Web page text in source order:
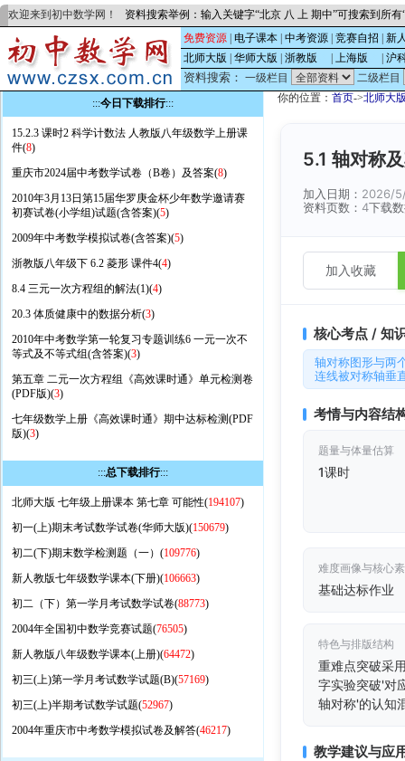
欢迎来到初中数学网！ 资料搜索举例：输入关键字“北京 八 上 期中”可搜索到所
免费资源 电子课本 中考资源 竞赛自招
新
北师大版
华师大版 浙教版 上海版 沪
资料搜索： 一级栏目
二级栏目
:::今日下载排行:::
15.2.3 课时2 科学计数法 人教版八年级数学上册课
件(8)
重庆市2024届中考数学试卷（B卷）及答案(8)
2010年3月13日第15届华罗庚金杯少年数学邀请赛
初赛试卷(小学组)试题(含答案)(5)
2009年中考数学模拟试卷(含答案)(5)
浙教版八年级下 6.2 菱形 课件4(4)
8.4 三元一次方程组的解法(1)(4)
20.3 体质健康中的数据分析(3)
2010年中考数学第一轮复习专题训练6 一元一次不
等式及不等式组(含答案)(3)
第五章 二元一次方程组《高效课时通》单元检测卷
(PDF版)(3)
七年级数学上册《高效课时通》期中达标检测(PDF
版)(3)
:::总下载排行:::
北师大版 七年级上册课本 第七章 可能性(194107)
初一(上)期末考试数学试卷(华师大版)(150679)
初二(下)期末数学检测题（一）(109776)
新人教版七年级数学课本(下册)(106663)
初二（下）第一学月考试数学试卷(88773)
2004年全国初中数学竞赛试题(76505)
新人教版八年级数学课本(上册)(64472)
初三(上)第一学月考试数学试题(B)(57169)
初三(上)半期考试数学试题(52967)
2004年重庆市中考数学模拟试卷及解答(46217)
你的位置： 首页->北师大
5.1 轴对称
加入日期： 2026/
资料页数：4下载
加入收藏
核心考点 / 知
轴对称图形与两
连线被对称轴垂
考情与内容结
题量与体量估算
1课时
难度画像与核心
基础达标作业
特色与排版结构
重难点突破采
字实验突破'对
轴对称'的认知
教学建议与应